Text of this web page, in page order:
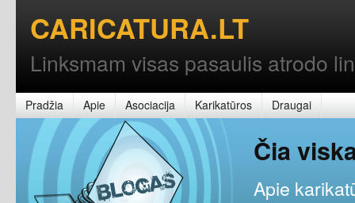
CARICATURA.LT
Linksmam visas pasaulis atrodo
Pradžia Apie Asociacija Karikatūros Draugai
Čia
Apie